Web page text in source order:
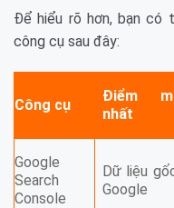
Để hiểu rõ hơn, bạn có
công cụ sau đây:
Công cụ
Điểm
nhất
Google
Search
Console
Dữ liệu
Google